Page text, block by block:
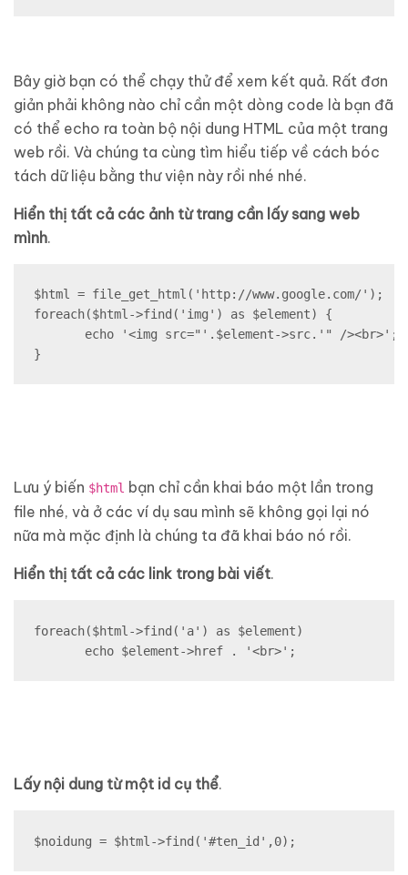
Bây giờ bạn có thể chạy thử để xem kết quả. Rất đơn
giản phải không nào chỉ cần một dòng code là bạn đã
có thể echo ra toàn bộ nội dung HTML của một trang
web rồi. Và chúng ta cùng tìm hiểu tiếp về cách bóc
tách dữ liệu bằng thư viện này rồi nhé nhé.
Hiển thị tất cả các ảnh từ trang cần lấy sang web
mình.
$html = file_get_html('http://www.google.com/');
foreach($html->find('img') as $element) {
echo '<img src="'.$element->src.'" /><br>';
}
Lưu ý biến $html bạn chỉ cần khai báo một lần trong
file nhé, và ở các ví dụ sau mình sẽ không gọi lại nó
nữa mà mặc định là chúng ta đã khai báo nó rồi.
Hiển thị tất cả các link trong bài viết.
foreach($html->find('a') as $element)
echo $element->href . '<br>';
Lấy nội dung từ một id cụ thể.
$noidung = $html->find('#ten_id',0);